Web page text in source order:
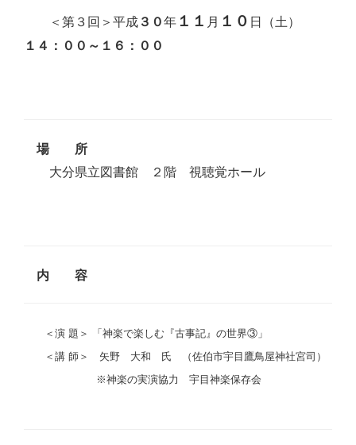
＜第３回＞平成 ３０年 １１ 月 １０ 日（土）
１４：００～１６：００
場 所
大分県立図書館 ２階 視聴覚ホール
内 容
＜演 題＞ 「神楽で楽しむ『古事記』の世界③」
＜講 師＞ 矢野 大和 氏 （佐伯市宇目鷹鳥屋神社宮司）
※神楽の実演協力 宇目神楽保存会